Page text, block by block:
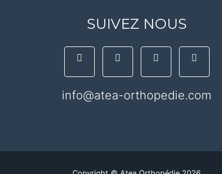
SUIVEZ NOUS
info@atea-orthopedie.com